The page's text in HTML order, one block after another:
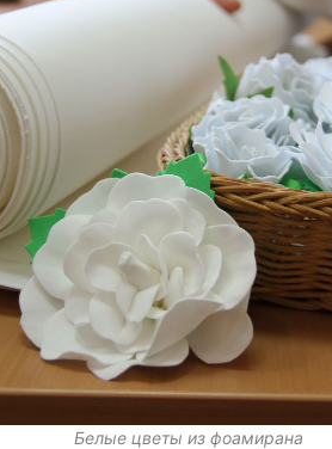
Белые цветы из фоамирана